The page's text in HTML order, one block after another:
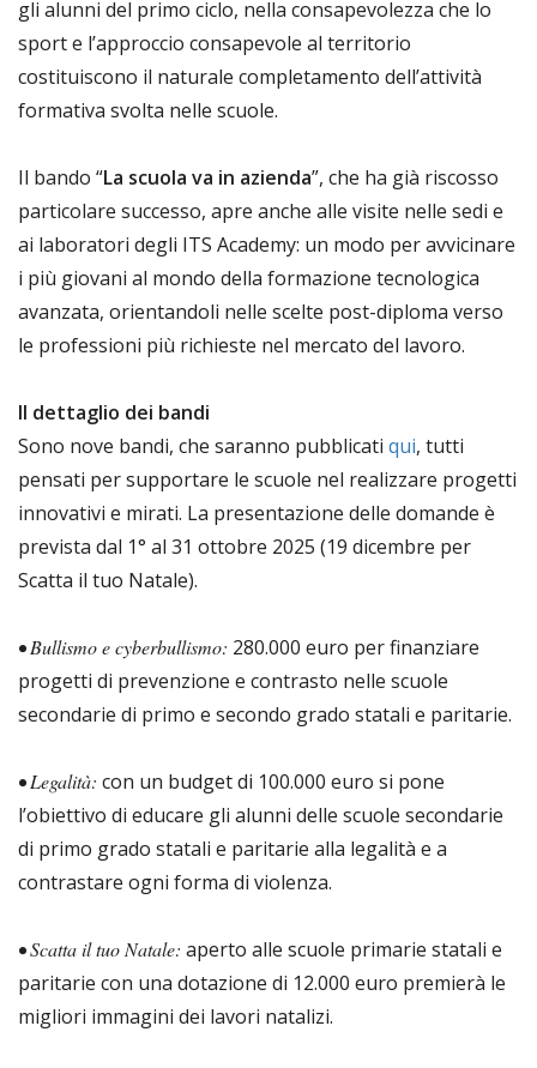
gli alunni del primo ciclo, nella consapevolezza che lo
sport e l’approccio consapevole al territorio
costituiscono il naturale completamento dell’attività
formativa svolta nelle scuole.
Il bando “La scuola va in azienda”, che ha già riscosso
particolare successo, apre anche alle visite nelle sedi e
ai laboratori degli ITS Academy: un modo per avvicinare
i più giovani al mondo della formazione tecnologica
avanzata, orientandoli nelle scelte post-diploma verso
le professioni più richieste nel mercato del lavoro.
Il dettaglio dei bandi
Sono nove bandi, che saranno pubblicati qui, tutti
pensati per supportare le scuole nel realizzare progetti
innovativi e mirati. La presentazione delle domande è
prevista dal 1° al 31 ottobre 2025 (19 dicembre per
Scatta il tuo Natale).
• Bullismo e cyberbullismo: 280.000 euro per finanziare
progetti di prevenzione e contrasto nelle scuole
secondarie di primo e secondo grado statali e paritarie.
• Legalità: con un budget di 100.000 euro si pone
l’obiettivo di educare gli alunni delle scuole secondarie
di primo grado statali e paritarie alla legalità e a
contrastare ogni forma di violenza.
• Scatta il tuo Natale: aperto alle scuole primarie statali e
paritarie con una dotazione di 12.000 euro premierà le
migliori immagini dei lavori natalizi.